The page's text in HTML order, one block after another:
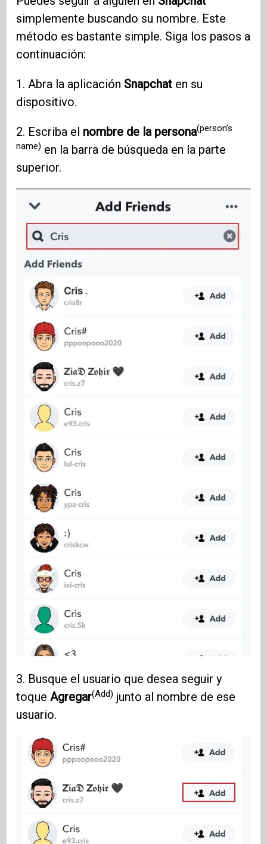
simplemente buscando su nombre. Este
método es bastante simple. Siga los pasos a
continuación:
1. Abra la aplicación Snapchat en su
dispositivo.
2. Escriba el nombre de la persona(person’s
name) en la barra de búsqueda en la parte
superior.
3. Busque el usuario que desea seguir y
toqueAgregar(Add) junto al nombre de ese
usuario.